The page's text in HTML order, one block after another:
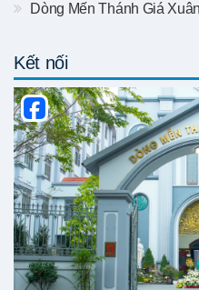
Dòng Mến Thánh Giá
Kết nối